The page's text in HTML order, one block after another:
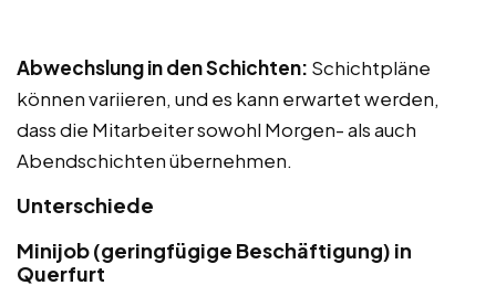
Abwechslung in den Schichten: Schichtpläne
können variieren, und es kann erwartet werden,
dass die Mitarbeiter sowohl Morgen- als auch
Abendschichten übernehmen.
Unterschiede
Minijob (geringfügige Beschäftigung) in
Querfurt